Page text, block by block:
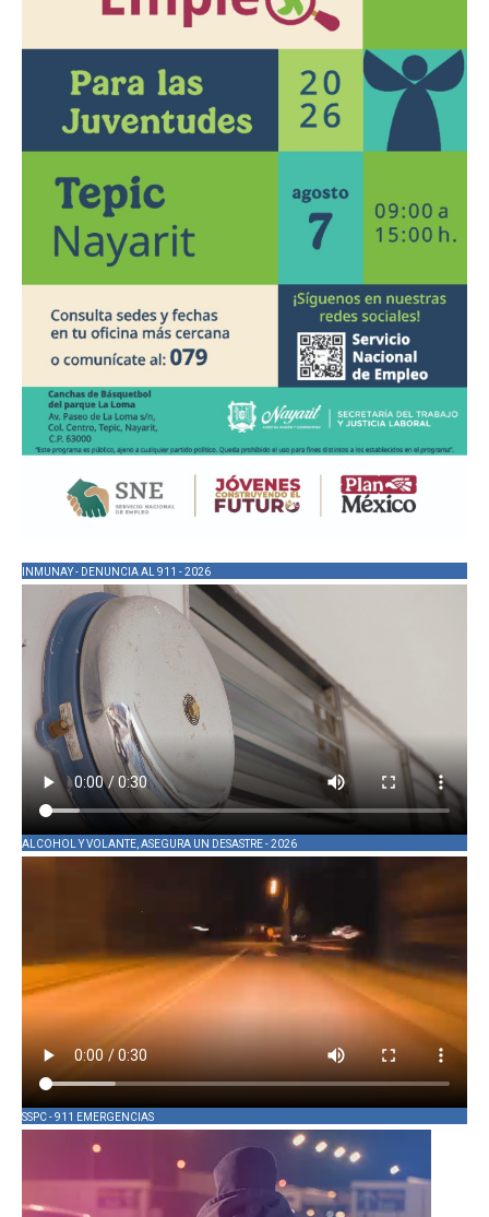
INMUNAY - DENUNCIA AL 911 - 2026
ALCOHOL Y VOLANTE, ASEGURA UN DESASTRE - 2026
SSPC - 911 EMERGENCIAS